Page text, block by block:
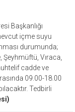
Başkanlığı
içme suyu
durumunda;
Vıraca,
cadde ve
09.00-18.00
Tedbirli